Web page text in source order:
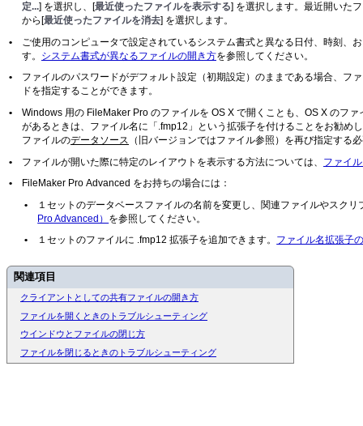
定...] を選択し、[最近使ったファイルを表示する] を選択します。最近開いた
から[最近使ったファイルを消去] を選択します。
•
ご使用のコンピュータで設定されているシステム書式と異なる日付、時刻
す。 システム書式が異なるファイルの開き方を参照してください。
•
ファイルのパスワードがデフォルト設定（初期設定）のままである場合、フ
ドを指定することができます。
•
Windows 用の FileMaker Pro のファイルを OS X で開くことも、OS X のフ
があるときは、ファイル名に「.fmp12」という拡張子を付けることをお勧め
ファイルのデータソース （旧バージョンではファイル参照）を再び指定する
•
ファイルが開いた際に特定のレイアウトを表示する方法については、 ファイ
•
FileMaker Pro Advanced をお持ちの場合には：
•
１セットのデータベースファイルの名前を変更し、関連ファイルやスク
Pro Advanced） を参照してください。
•
１セットのファイルに .fmp12 拡張子を追加できます。 ファイル名拡張子
関連項目
クライアントとしての共有ファイルの開き方
ファイルを開くときのトラブルシューティング
ウインドウとファイルの閉じ方
ファイルを閉じるときのトラブルシューティング